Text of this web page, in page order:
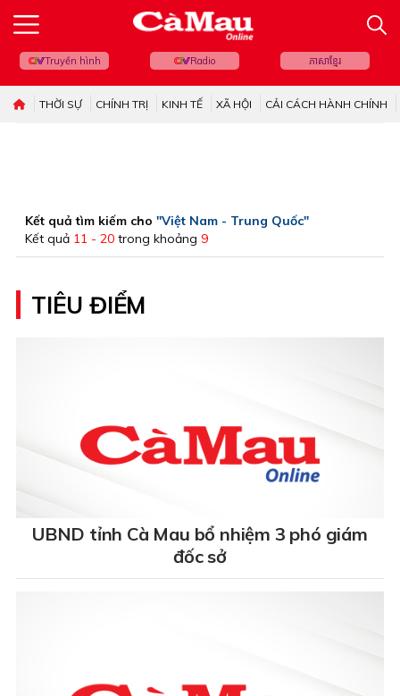
Truyền hình Radio ភាសាខ្មែរ
THỜI SỰ CHÍNH TRỊ KINH TẾ XÃ HỘI CẢI CÁCH HÀNH CHÍNH
Kết quả tìm kiếm cho "Việt Nam - Trung Quốc"
Kết quả 11 - 20 trong khoảng 9
TIÊU ĐIỂM
UBND tỉnh Cà Mau bổ nhiệm 3 phó giám
đốc sở